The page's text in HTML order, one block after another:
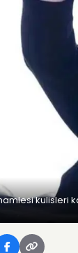
kulisleri